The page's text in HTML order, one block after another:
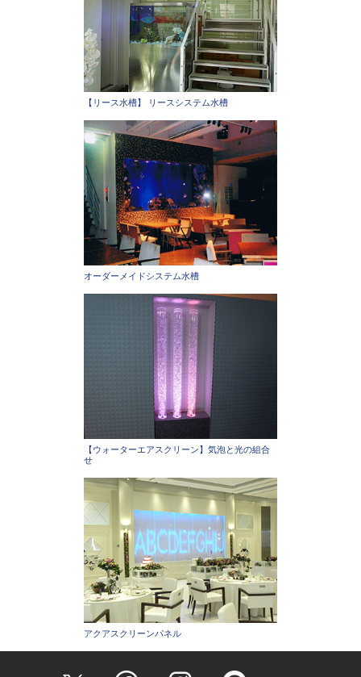
【リース水槽】 リースシステム水槽
オーダーメイドシステム水槽
【ウォーターエアスクリーン】気泡と光の組合
せ
アクアスクリーンパネル